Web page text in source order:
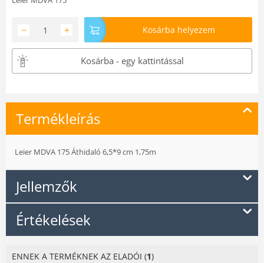
+
− Kosárba helyezem
Kosárba - egy kattintással
Termékleírás
Leier MDVA 175 Áthidaló 6,5*9 cm 1,75m
Jellemzők
Értékelések
ENNEK A TERMÉKNEK AZ ELADÓI (1)